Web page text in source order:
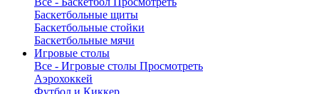
Баскетбольные щиты
Баскетбольные стойки
Баскетбольные мячи
Игровые столы
Все - Игровые столы Просмотреть
Аэрохоккей
Футбол и Киккер